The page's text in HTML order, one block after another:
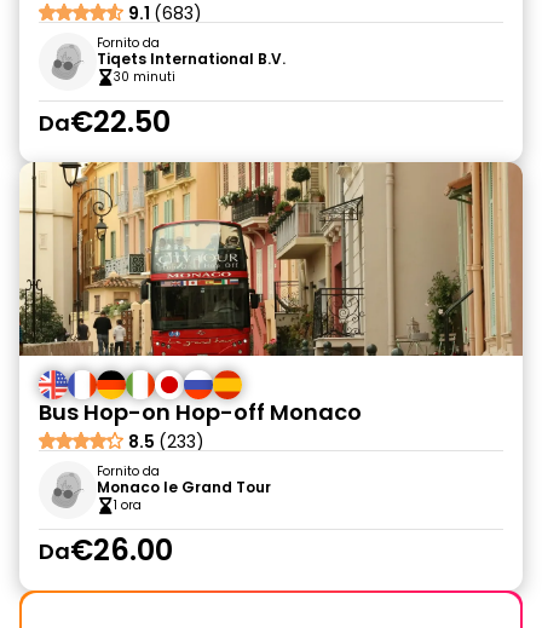
9.1 (683)
Fornito da
Tiqets International B.V.
30 minuti
Da€22.50
Bus Hop-on Hop-off Monaco
8.5 (233)
Fornito da
Monaco le Grand Tour
1 ora
Da€26.00